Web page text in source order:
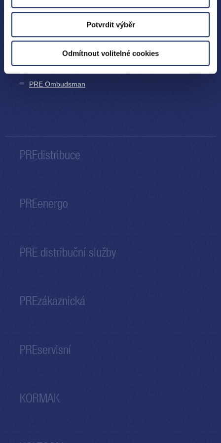
Potvrdit výběr
Odmítnout volitelné cookies
CONTACTS
800 550 055
Emergency Line
PRE Ombudsman
PREdistribuce
PREenergo
PRE distribuční služby
PREzákaznická
PREservisní
KORMAK